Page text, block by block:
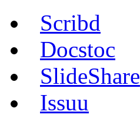
Scribd
Docstoc
SlideShare
Issuu